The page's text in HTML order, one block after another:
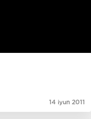
14 iyun 2011